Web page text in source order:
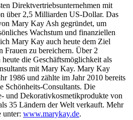
Direktvertriebsunternehmen mit
über 2,5 Milliarden US-Dollar. Das
Mary Kay Ash gegründet, um
Wachstum und finanziellen
Mary Kay auch heute dem Ziel
Frauen zu bereichern. Über 2
die Geschäftsmöglichkeit als
mit Mary Kay. Mary Kay
1986 und zählte im Jahr 2010 bereits
Schönheits-Consultants. Die
und Dekorativkosmetikprodukte von
35 Ländern der Welt verkauft. Mehr
unter: www.marykay.de.